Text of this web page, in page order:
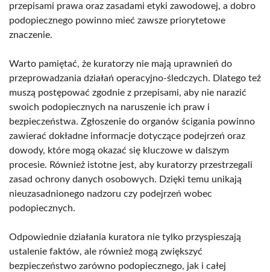
przepisami prawa oraz zasadami etyki zawodowej, a dobro
podopiecznego powinno mieć zawsze priorytetowe
znaczenie.
Warto pamiętać, że kuratorzy nie mają uprawnień do
przeprowadzania działań operacyjno-śledczych. Dlatego też
muszą postępować zgodnie z przepisami, aby nie narazić
swoich podopiecznych na naruszenie ich praw i
bezpieczeństwa. Zgłoszenie do organów ścigania powinno
zawierać dokładne informacje dotyczące podejrzeń oraz
dowody, które mogą okazać się kluczowe w dalszym
procesie. Również istotne jest, aby kuratorzy przestrzegali
zasad ochrony danych osobowych. Dzięki temu unikają
nieuzasadnionego nadzoru czy podejrzeń wobec
podopiecznych.
Odpowiednie działania kuratora nie tylko przyspieszają
ustalenie faktów, ale również mogą zwiększyć
bezpieczeństwo zarówno podopiecznego, jak i całej